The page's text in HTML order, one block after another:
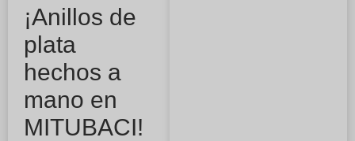
¡Anillos de
plata
hechos a
mano en
MITUBACI!